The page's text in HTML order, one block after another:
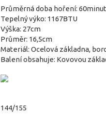
Průměrná doba hoření: 60minut
Tepelný výko: 1167BTU
Výška: 27cm
Průměr: 16,5cm
Materiál: Ocelová základna,
Balení obsahuje: Kovovou
144/155